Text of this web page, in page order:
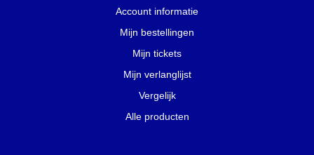
Account informatie
Mijn bestellingen
Mijn tickets
Mijn verlanglijst
Vergelijk
Alle producten